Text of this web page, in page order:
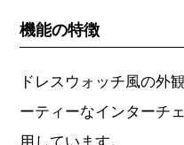
機能の特徴
ドレスウォッチ風の外
ーティーなインターチ
用しています。